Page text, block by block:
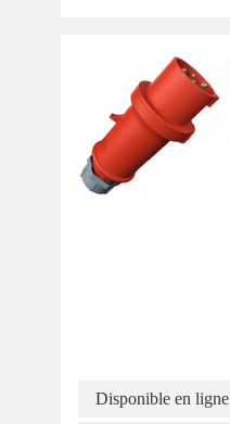
Disponible en ligne